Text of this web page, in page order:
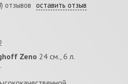
отзывов оставить отзыв
Zeno 24 см., 6 л.